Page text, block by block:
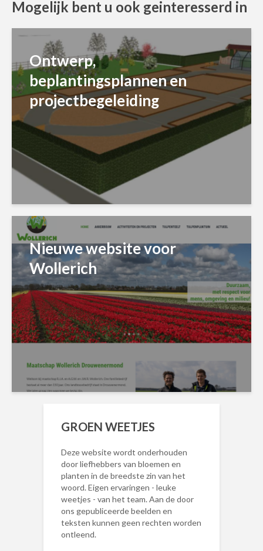
Mogelijk bent u ook geinteresserd in
Ontwerp,
beplantingsplannen en
projectbegeleiding
Nieuwe website voor
Wollerich
GROEN WEETJES
Deze website wordt onderhouden
door liefhebbers van bloemen en
planten in de breedste zin van het
woord. Eigen ervaringen - leuke
weetjes - van het team. Aan de door
ons gepubliceerde beelden en
teksten kunnen geen rechten worden
ontleend.